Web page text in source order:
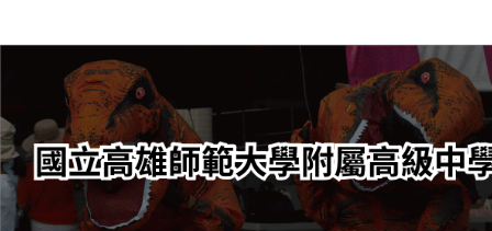
轉
要
內
容